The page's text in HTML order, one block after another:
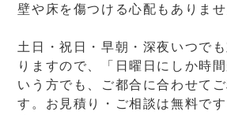
壁や床を傷つける心配もありませ
土日・祝日・早朝・深夜いつで
りますので、「日曜日にしか時
いう方でも、ご都合に合わせて
す。お見積り・ご相談は無料で